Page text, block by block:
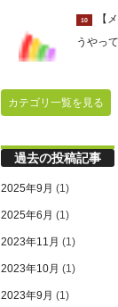
10
【
うやっ
カテゴリ一覧を見る
過去の投稿記事
2025年9月 (1)
2025年6月 (1)
2023年11月 (1)
2023年10月 (1)
2023年9月 (1)